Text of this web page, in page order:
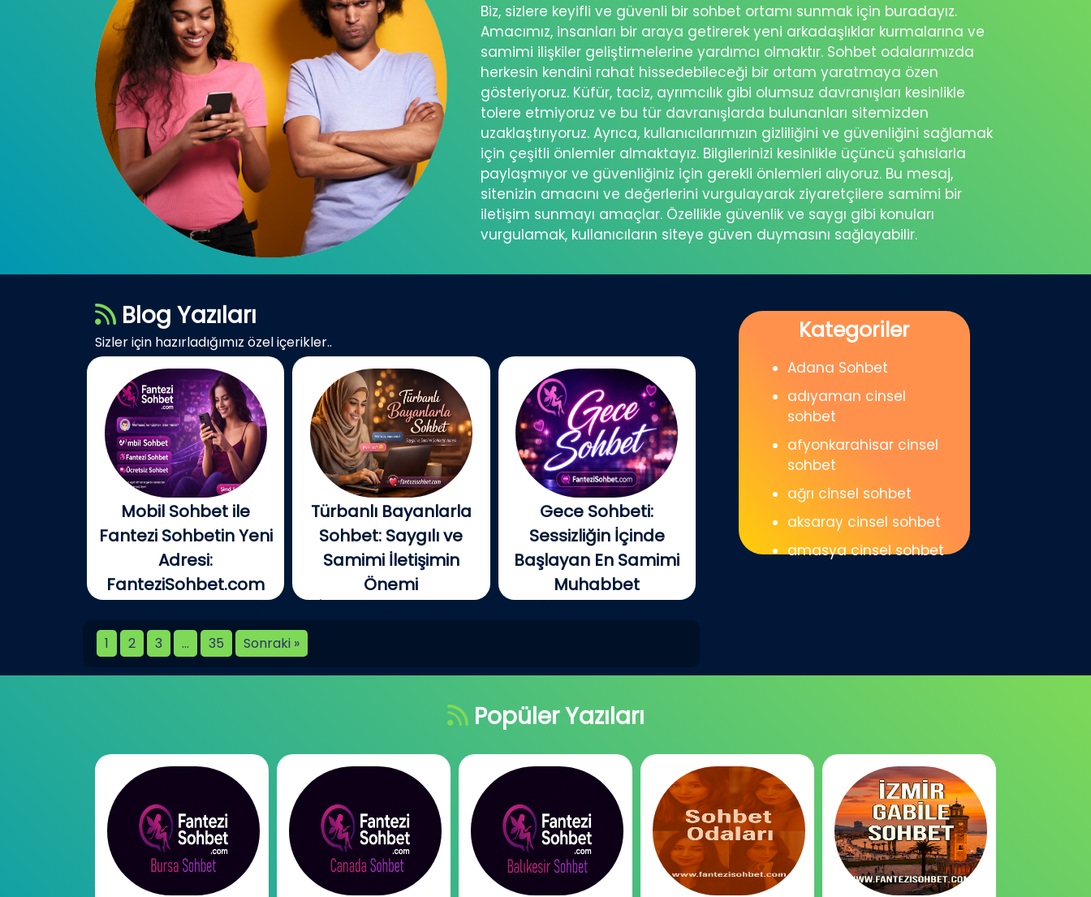
Biz, sizlere keyifli ve güvenli bir sohbet ortamı sunmak için buradayız.
Amacımız, insanları bir araya getirerek yeni arkadaşlıklar kurmalarına ve
samimi ilişkiler geliştirmelerine yardımcı olmaktır. Sohbet odalarımızda
herkesin kendini rahat hissedebileceği bir ortam yaratmaya özen
gösteriyoruz. Küfür, taciz, ayrımcılık gibi olumsuz davranışları kesinlikle
tolere etmiyoruz ve bu tür davranışlarda bulunanları sitemizden
uzaklaştırıyoruz. Ayrıca, kullanıcılarımızın gizliliğini ve güvenliğini sağlamak
için çeşitli önlemler almaktayız. Bilgilerinizi kesinlikle üçüncü şahıslarla
paylaşmıyor ve güvenliğiniz için gerekli önlemleri alıyoruz. Bu mesaj,
sitenizin amacını ve değerlerini vurgulayarak ziyaretçilere samimi bir
iletişim sunmayı amaçlar. Özellikle güvenlik ve saygı gibi konuları
vurgulamak, kullanıcıların siteye güven duymasını sağlayabilir.
Blog Yazıları
Sizler için hazırladığımız özel içerikler..
Mobil Sohbet ile
Fantezi Sohbetin Yeni
Adresi:
FanteziSohbet.com
Açık konuşayım, artık çoğu
kişi...
Türbanlı Bayanlarla
Sohbet: Saygılı ve
Samimi İletişimin
Önemi
İnternetin gelişmesiyle
Gece Sohbeti:
Sessizliğin İçinde
Başlayan En Samimi
Muhabbet
Gecenin ilerleyen
1
2 3 … 35 Sonraki »
Kategoriler
Adana Sohbet
adıyaman cinsel
sohbet
afyonkarahisar cinsel
sohbet
ağrı cinsel sohbet
aksaray cinsel sohbet
amasya cinsel sohbet
Popüler Yazıları